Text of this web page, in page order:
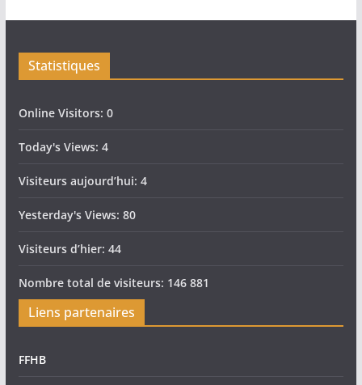
Statistiques
Online Visitors: 0
Today's Views: 4
Visiteurs aujourd’hui: 4
Yesterday's Views: 80
Visiteurs d’hier: 44
Nombre total de visiteurs: 146 881
Liens partenaires
FFHB